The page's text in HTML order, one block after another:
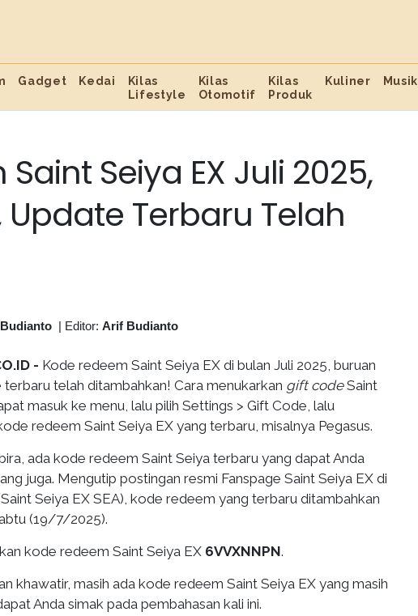
Gadget Kedai
Kilas
Lifestyle
Kilas
Otomotif
Kilas
Produk
Kuliner Musik
Seiya EX Juli 2025,
Terbaru Telah
| Editor: Arif Budianto
- Kode redeem Saint Seiya EX di bulan Juli 2025, buruan
telah ditambahkan! Cara menukarkan gift codeSaint
masuk ke menu, lalu pilih Settings > Gift Code, lalu
redeem Saint Seiya EX yang terbaru, misalnya Pegasus.
ada kode redeem Saint Seiya terbaru yang dapat Anda
juga. Mengutip postingan resmi Fanspage Saint Seiya EX di
Seiya EX SEA), kode redeem yang terbaru ditambahkan
(19/7/2025).
kode redeem Saint Seiya EX 6VVXNNPN.
khawatir, masih ada kode redeem Saint Seiya EX yang masih
Anda simak pada pembahasan kali ini.